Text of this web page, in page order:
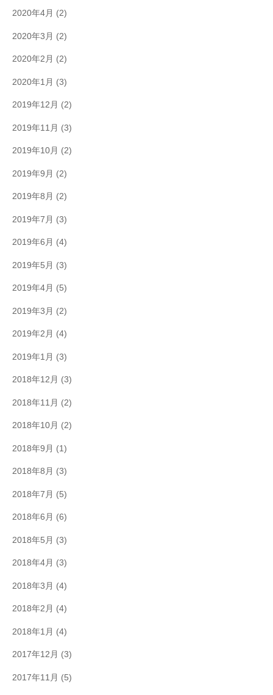
2020年4月 (2)
2020年3月 (2)
2020年2月 (2)
2020年1月 (3)
2019年12月 (2)
2019年11月 (3)
2019年10月 (2)
2019年9月 (2)
2019年8月 (2)
2019年7月 (3)
2019年6月 (4)
2019年5月 (3)
2019年4月 (5)
2019年3月 (2)
2019年2月 (4)
2019年1月 (3)
2018年12月 (3)
2018年11月 (2)
2018年10月 (2)
2018年9月 (1)
2018年8月 (3)
2018年7月 (5)
2018年6月 (6)
2018年5月 (3)
2018年4月 (3)
2018年3月 (4)
2018年2月 (4)
2018年1月 (4)
2017年12月 (3)
2017年11月 (5)